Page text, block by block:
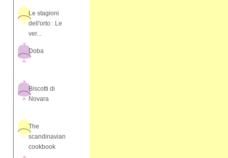
Le stagioni
dell'orto : Le
ver...
Doba
Biscotti di
Novara
The
scandinavian
cookbook